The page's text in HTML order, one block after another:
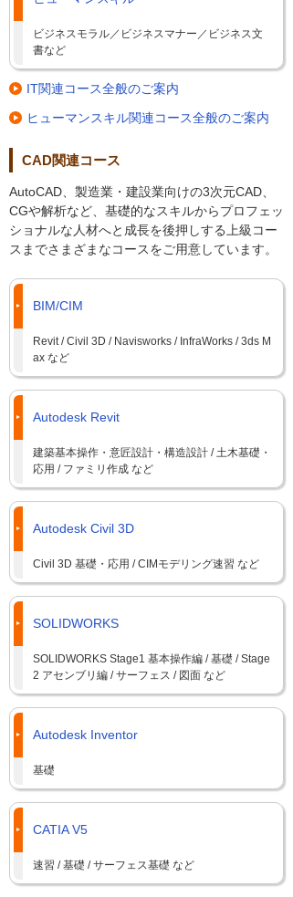
ビジネスモラル／ビジネスマナー／ビジネス文
書など
IT関連コース全般のご案内
ヒューマンスキル関連コース全般のご案内
CAD関連コース
AutoCAD、製造業・建設業向けの3次元CAD、
CGや解析など、基礎的なスキルからプロフェッ
ショナルな人材へと成長を後押しする上級コー
スまでさまざまなコースをご用意しています。
BIM/CIM
Revit / Civil 3D / Navisworks / InfraWorks / 3ds M
ax など
Autodesk Revit
建築基本操作・意匠設計・構造設計 / 土木基礎・
応用 / ファミリ作成 など
Autodesk Civil 3D
Civil 3D 基礎・応用 / CIMモデリング速習 など
SOLIDWORKS
SOLIDWORKS Stage1 基本操作編 / 基礎 / Stage
2 アセンブリ編 / サーフェス / 図面 など
Autodesk Inventor
基礎
CATIA V5
速習 / 基礎 / サーフェス基礎 など